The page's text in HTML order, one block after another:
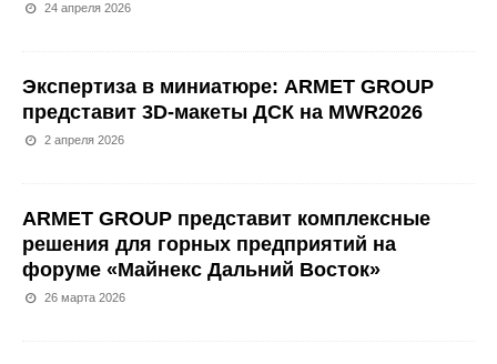
24 апреля 2026
Экспертиза в миниатюре: ARMET GROUP
представит 3D-макеты ДСК на MWR2026
2 апреля 2026
ARMET GROUP представит комплексные
решения для горных предприятий на
форуме «Майнекс Дальний Восток»
26 марта 2026